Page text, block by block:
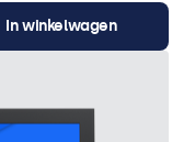
In winkelwagen